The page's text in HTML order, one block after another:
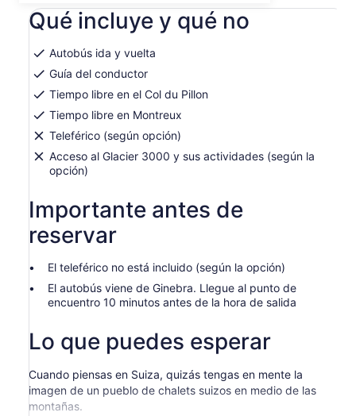
US$ 193.658.
por
adulto
en
Qué incluye y qué no
Autobús ida y vuelta
Guía del conductor
Tiempo libre en el Col du Pillon
Tiempo libre en Montreux
Teleférico (según opción)
Acceso al Glacier 3000 y sus actividades (según la
opción)
Importante antes de
reservar
El teleférico no está incluido (según la opción)
El autobús viene de Ginebra. Llegue al punto de
encuentro 10 minutos antes de la hora de salida
Lo que puedes esperar
Cuando piensas en Suiza, quizás tengas en mente la
imagen de un pueblo de chalets suizos en medio de las
montañas.